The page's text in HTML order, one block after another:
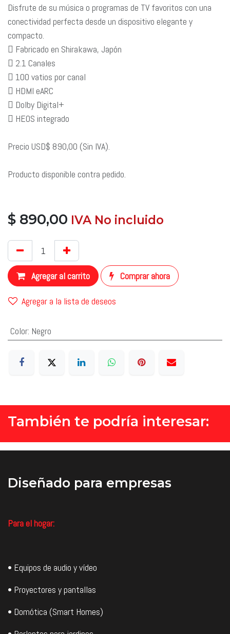
Disfrute de su música o programas de TV favoritos con una
conectividad perfecta desde un dispositivo elegante y
compacto.
 Fabricado en Shirakawa, Japón
 2.1 Canales
 100 vatios por canal
 HDMI eARC
 Dolby Digital+
 HEOS integrado
Precio USD$ 890,00 (Sin IVA).
Producto disponible contra pedido.
$ 890,00 ​ IVA No incluido
Agregar al carrito Comprar ahora
Agregar a la lista de deseos
Color: Negro
También te podría interesar:
Diseñado para empresas
Para el hogar:
• Equipos de audio y vídeo
• Proyectores y pantallas
• Domótica (Smart Homes)